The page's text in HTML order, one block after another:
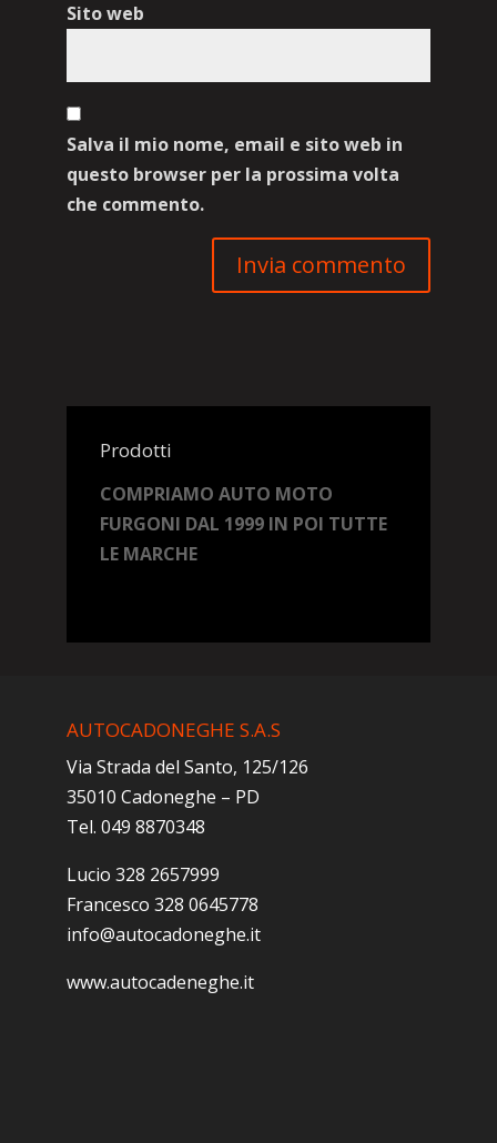
Sito web
Salva il mio nome, email e sito web in
questo browser per la prossima volta
che commento.
Prodotti
COMPRIAMO AUTO MOTO
FURGONI DAL 1999 IN POI TUTTE
LE MARCHE
AUTOCADONEGHE S.A.S
Via Strada del Santo, 125/126
35010 Cadoneghe – PD
Tel. 049 8870348
Lucio 328 2657999
Francesco 328 0645778
info@autocadoneghe.it
www.autocadeneghe.it